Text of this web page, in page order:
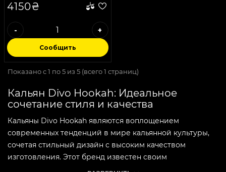
4150₴
- +
Сообщить
Показано с 1 по 5 из 5 (всего 1 страниц)
Кальян Divo Hookah: Идеальное
сочетание стиля и качества
Кальяны Divo Hookah являются воплощением
современных тенденций в мире кальянной культуры,
сочетая стильный дизайн с высоким качеством
изготовления. Этот бренд известен своим
стремлением к инновациям и постоянному